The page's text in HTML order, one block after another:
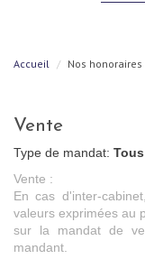
Accueil Nos honoraires
Vente
Type de mandat:
Vente :
En cas d'inter-
valeurs exprimées au
sur la mandat de
mandant.